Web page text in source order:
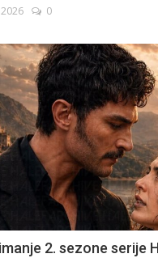
2026 0
2. sezone serije